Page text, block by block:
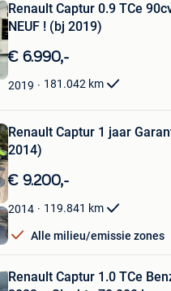
Renault Captur 0.9 TCe
NEUF ! (bj 2019)
€ 6.990,-
2019 181.042 km
Renault Captur 1 jaar
2014)
€ 9.200,-
2014 119.841 km
Alle milieu/emissie zones
Renault Captur 1.0 TCe